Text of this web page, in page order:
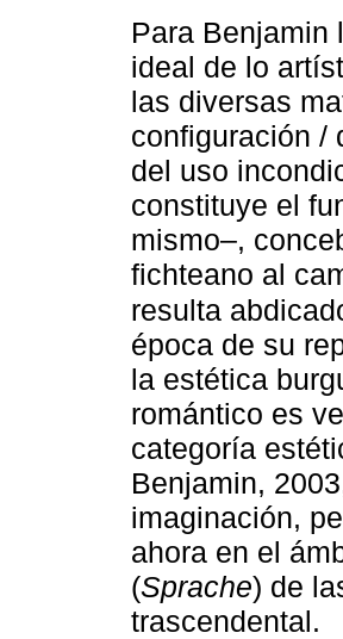
Para Benjamin
ideal de lo
las diversas
configuración /
del uso
constituye el
mismo–,
fichteano al
resulta
época de su
la estética
romántico es
categoría
Benjamin,
imaginación,
ahora en el
(Sprache) de
trascendental.